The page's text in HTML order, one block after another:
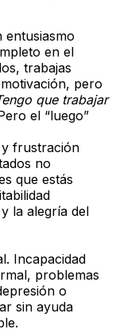
entusiasmo
en el
trabajas
pero
que trabajar
el “luego”
y frustración
no
que estás
la alegría del
Incapacidad
problemas
o
sin ayuda